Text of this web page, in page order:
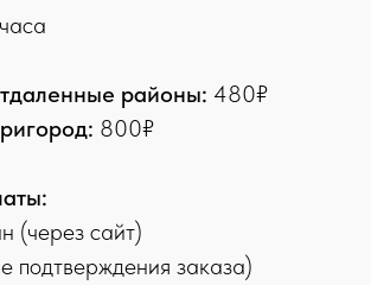
районы: 480₽
800₽
(через сайт)
подтверждения заказа)